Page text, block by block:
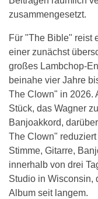
zusammengesetzt.
Für "The Bible" reist
einer zunächst
großes Lambchop-
beinahe vier Jahre
The Clown" in 2026.
Stück, das Wagner
Banjoakkord,
The Clown"
Stimme, Gitarre,
innerhalb von drei
Studio in Wisconsin,
Album seit langem.